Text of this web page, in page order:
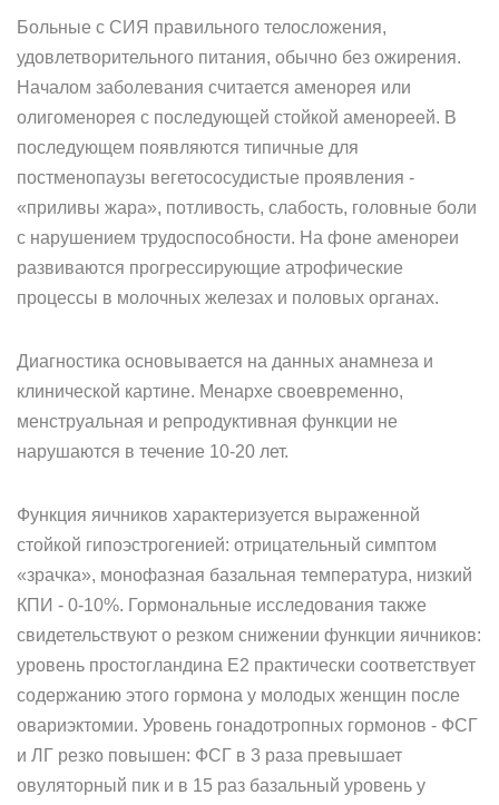
Больные с СИЯ правильного телосложения,
удовлетворительного питания, обычно без ожирения.
Началом заболевания считается аменорея или
олигоменорея с последующей стойкой аменореей. В
последующем появляются типичные для
постменопаузы вегетососудистые проявления -
«приливы жара», потливость, слабость, головные боли
с нарушением трудоспособности. На фоне аменореи
развиваются прогрессирующие атрофические
процессы в молочных железах и половых органах.
Диагностика основывается на данных анамнеза и
клинической картине. Менархе своевременно,
менструальная и репродуктивная функции не
нарушаются в течение 10-20 лет.
Функция яичников характеризуется выраженной
стойкой гипоэстрогенией: отрицательный симптом
«зрачка», монофазная базальная температура, низкий
КПИ - 0-10%. Гормональные исследования также
свидетельствуют о резком снижении функции яичников:
уровень простогландина Е2 практически соответствует
содержанию этого гормона у молодых женщин после
овариэктомии. Уровень гонадотропных гормонов - ФСГ
и ЛГ резко повышен: ФСГ в 3 раза превышает
овуляторный пик и в 15 раз базальный уровень у